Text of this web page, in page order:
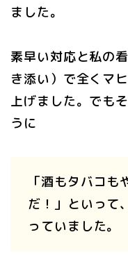
ました。
素早い対応と私の
き添い）で全くマ
上げました。でも
うに
「酒もタバコ
だ！」といって
っていました。